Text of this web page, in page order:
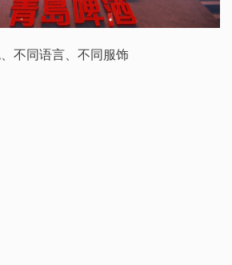
不同语言、不同服饰